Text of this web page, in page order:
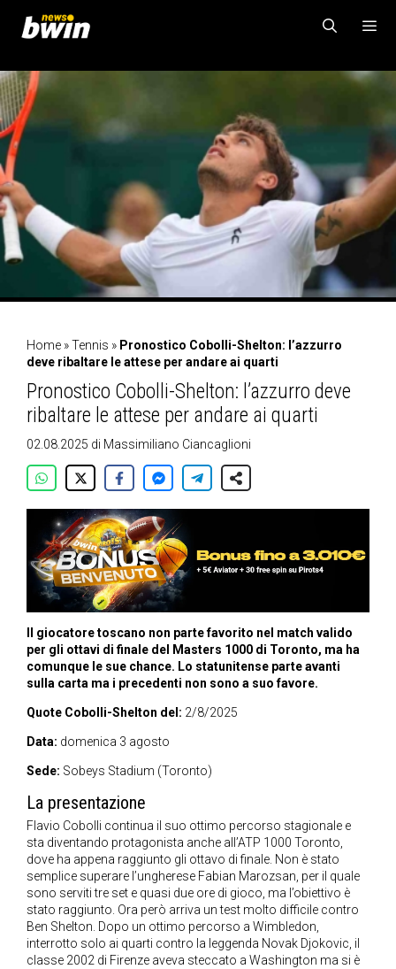
contenuto
MENU
Home »Tennis » Pronostico Cobolli-Shelton: l’azzurro
deve ribaltare le attese per andare ai quarti
Pronostico Cobolli-Shelton: l’azzurro deve
ribaltare le attese per andare ai quarti
02.08.2025 di Massimiliano Ciancaglioni
Il giocatore toscano non parte favorito nel match valido
per gli ottavi di finale del Masters 1000 di Toronto, ma ha
comunque le sue chance. Lo statunitense parte avanti
sulla carta ma i precedenti non sono a suo favore.
Quote Cobolli-Shelton del: 2/8/2025
Data: domenica 3 agosto
Sede: Sobeys Stadium (Toronto)
La presentazione
Flavio Cobolli continua il suo ottimo percorso stagionale e
sta diventando protagonista anche all’ATP 1000 Toronto,
dove ha appena raggiunto gli ottavo di finale. Non è stato
semplice superare l’ungherese Fabian Marozsan, per il quale
sono serviti tre set e quasi due ore di gioco, ma l’obiettivo è
stato raggiunto. Ora però arriva un test molto difficile contro
Ben Shelton. Dopo un ottimo percorso a Wimbledon,
interrotto solo ai quarti contro la leggenda Novak Djokovic, il
classe 2002 di Firenze aveva steccato a Washington ma si è